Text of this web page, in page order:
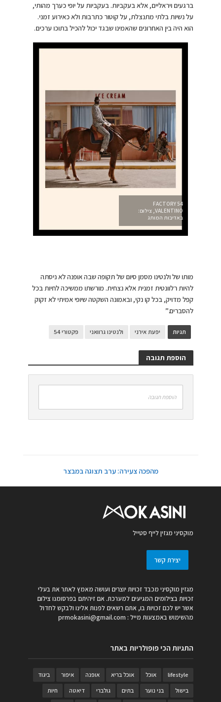
ברגעים ויראליים, אלא בעקביות. בעקביות על יופי כערך מהותי,
על נשיות בלתי מתנצלת, על קוטור כתרבות ולא כאירוע זמני.
הוא היה בין האחרונים שהאמינו שבגד יכול להכיל בתוכו ערכים.
FACTORY 54
VALENTINO, צילום:
באדיבות המותג
מותו של ולנטינו מסמן סיום של תקופה שבה אופנה לא ניסתה
להיות רלוונטית זמנית אלא נצחית. מורשתו ממשיכה לחיות בכל
קפל מדויק, בכל קו נקי, ובאמונה השקטה שיופי אמיתי לא זקוק
להסברים.”
תגיות יפעת אירני ולנטינו גרוואני פקטורי 54
הוספת תגובה
הוספת תגובה
מהפכה צעירה: ערב תצוגה במבצר
מוקסיני מגזין לייף סטייל
יצירת קשר
מגזין מוקסיני מכבד זכויות יוצרים ועושה מאמץ לאתר את בעלי
זכויות בצילומים המגיעים למערכת. אם זיהיתם בפרסומנו צילום
אשר יש לכם זכויות בו, אתם רשאים לפנות אלינו ולבקש לחדול
מהשימוש באמצעות מייל : prmokasini@gmail.com
התגיות הכי פופולריות באתר
lifestyle אוכל אוכל בריא אופנה איפור
ביגוד
בישול
בני נוער בתים גולברי דיאטה
חיות